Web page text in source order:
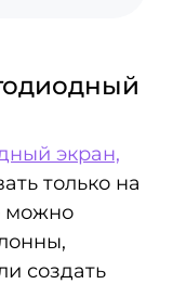
экран,
только на
можно
создать